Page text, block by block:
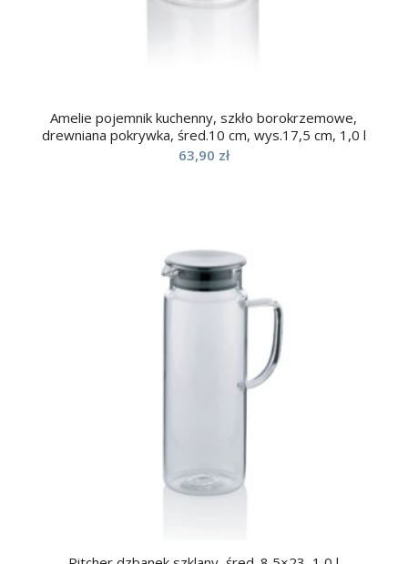
Amelie pojemnik kuchenny, szkło borokrzemowe,
drewniana pokrywka, śred.10 cm, wys.17,5 cm, 1,0 l
63,90 zł